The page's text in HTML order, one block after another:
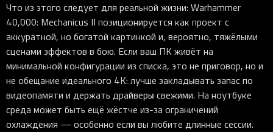
Что из этого следует для реальной жизни: Warhammer
40,000: Mechanicus II позиционируется как проект с
аккуратной, но богатой картинкой и, вероятно, тяжёлыми
сценами эффектов в бою. Если ваш ПК живёт на
минимальной конфигурации из списка, это не приговор, но и
не обещание идеального 4K: лучше закладывать запас по
видеопамяти и держать драйверы свежими. На ноутбуке
среда может быть ещё жёстче из-за ограничений
охлаждения — особенно если вы любите длинные сессии.